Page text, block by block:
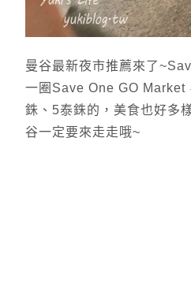
曼谷最新夜市推薦來了
一圈Save One GO Market
銖、5泰銖的，美食也好多
谷一定要來走走哦~